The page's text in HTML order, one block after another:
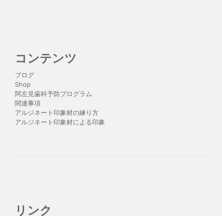
コンテンツ
ブログ
Shop
阿左見歯科予防プログラム
関連事項
アルジネート印象材の練り方
アルジネート印象材による印象
リンク